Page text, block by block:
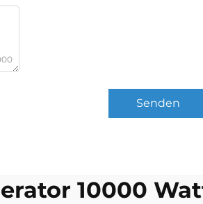
Senden
10000